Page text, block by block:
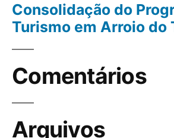
Consolidação do
Turismo em Arroio do
Comentários
Arquivos